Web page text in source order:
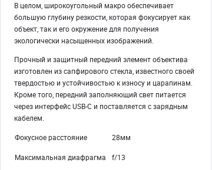
В целом, широкоугольный макро обеспечивает
большую глубину резкости, которая фокусирует как
объект, так и его окружение для получения
экологически насыщенных изображений.
Прочный и защитный передний элемент объектива
изготовлен из сапфирового стекла, известного своей
твердостью и устойчивостью к износу и царапинам.
Кроме того, передний заполняющий свет питается
через интерфейс USB-C и поставляется с зарядным
кабелем.
Фокусное расстояние 28мм
Максимальная диафрагма f/13